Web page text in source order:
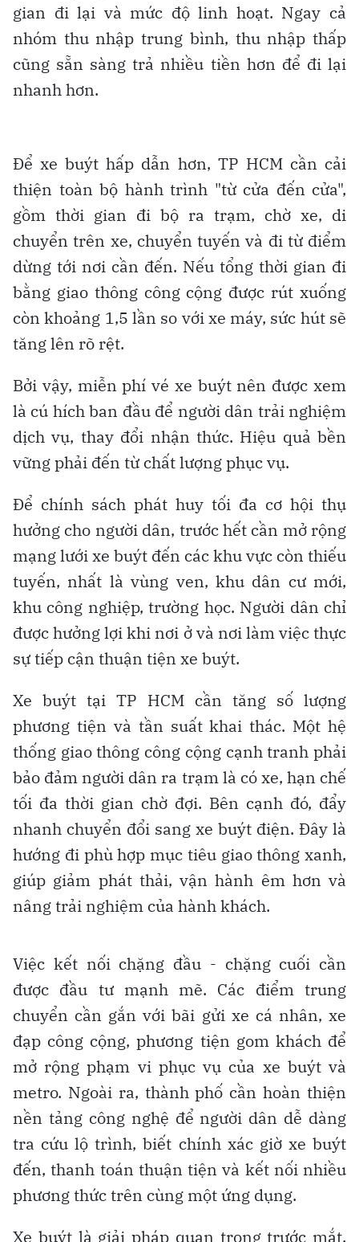
gian đi lại và mức độ linh hoạt. Ngay cả
nhóm thu nhập trung bình, thu nhập thấp
cũng sẵn sàng trả nhiều tiền hơn để đi lại
nhanh hơn.
Để xe buýt hấp dẫn hơn, TP HCM cần cải
thiện toàn bộ hành trình "từ cửa đến cửa",
gồm thời gian đi bộ ra trạm, chờ xe, di
chuyển trên xe, chuyển tuyến và đi từ điểm
dừng tới nơi cần đến. Nếu tổng thời gian đi
bằng giao thông công cộng được rút xuống
còn khoảng 1,5 lần so với xe máy, sức hút sẽ
tăng lên rõ rệt.
Bởi vậy, miễn phí vé xe buýt nên được xem
là cú hích ban đầu để người dân trải nghiệm
dịch vụ, thay đổi nhận thức. Hiệu quả bền
vững phải đến từ chất lượng phục vụ.
Để chính sách phát huy tối đa cơ hội thụ
hưởng cho người dân, trước hết cần mở rộng
mạng lưới xe buýt đến các khu vực còn thiếu
tuyến, nhất là vùng ven, khu dân cư mới,
khu công nghiệp, trường học. Người dân chỉ
được hưởng lợi khi nơi ở và nơi làm việc thực
sự tiếp cận thuận tiện xe buýt.
Xe buýt tại TP HCM cần tăng số lượng
phương tiện và tần suất khai thác. Một hệ
thống giao thông công cộng cạnh tranh phải
bảo đảm người dân ra trạm là có xe, hạn chế
tối đa thời gian chờ đợi. Bên cạnh đó, đẩy
nhanh chuyển đổi sang xe buýt điện. Đây là
hướng đi phù hợp mục tiêu giao thông xanh,
giúp giảm phát thải, vận hành êm hơn và
nâng trải nghiệm của hành khách.
Việc kết nối chặng đầu - chặng cuối cần
được đầu tư mạnh mẽ. Các điểm trung
chuyển cần gắn với bãi gửi xe cá nhân, xe
đạp công cộng, phương tiện gom khách để
mở rộng phạm vi phục vụ của xe buýt và
metro. Ngoài ra, thành phố cần hoàn thiện
nền tảng công nghệ để người dân dễ dàng
tra cứu lộ trình, biết chính xác giờ xe buýt
đến, thanh toán thuận tiện và kết nối nhiều
phương thức trên cùng một ứng dụng.
Xe buýt là giải pháp quan trọng trước mắt,